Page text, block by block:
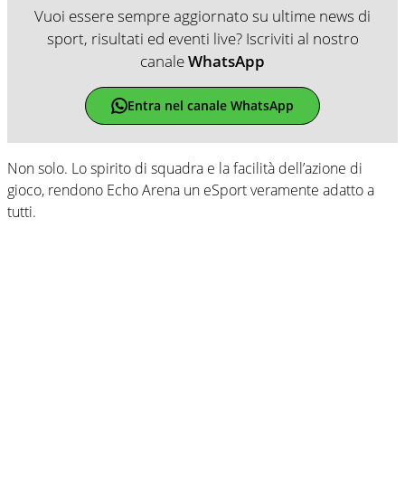
Vuoi essere sempre aggiornato su ultime news di
sport, risultati ed eventi live? Iscriviti al nostro
canaleWhatsApp
Entra nel canale WhatsApp
Non solo. Lo spirito di squadra e la facilità dell’azione di
gioco, rendono Echo Arena un eSport veramente adatto a
tutti.